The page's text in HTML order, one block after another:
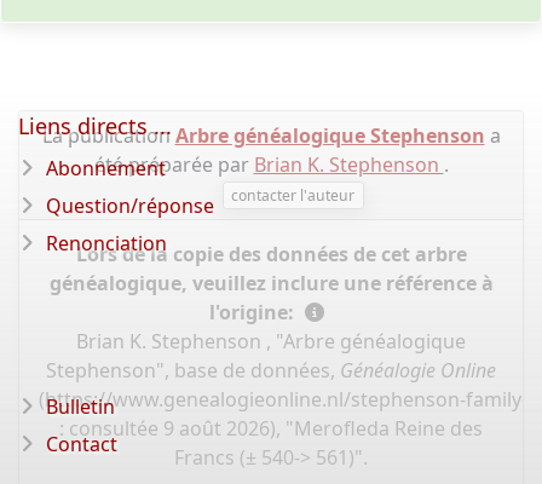
La publicationArbre généalogique Stephenson a
été préparée par Brian K. Stephenson .
contacter l'auteur
Lors de la copie des données de cet arbre
généalogique, veuillez inclure une référence à
l'origine:
Brian K. Stephenson , "Arbre généalogique
Stephenson", base de données, Généalogie Online
(https://www.genealogieonline.nl/stephenson-family-
: consultée 9 août 2026), "Merofleda Reine des
Francs (± 540-> 561)".
Liens directs ...
Abonnement
Question/réponse
Renonciation
Bulletin
Contact